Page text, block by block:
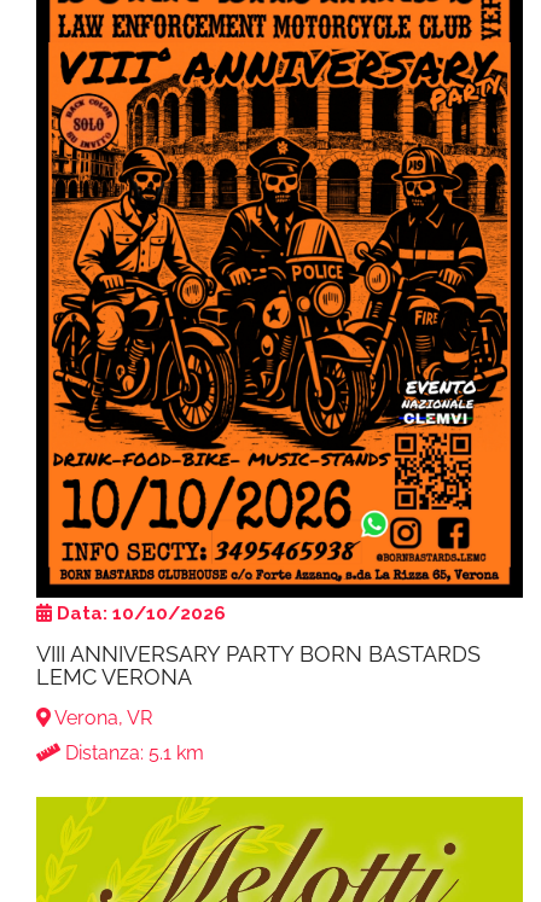
Data: 10/10/2026
VIII ANNIVERSARY PARTY BORN BASTARDS
LEMC VERONA
Verona, VR
Distanza: 5.1 km